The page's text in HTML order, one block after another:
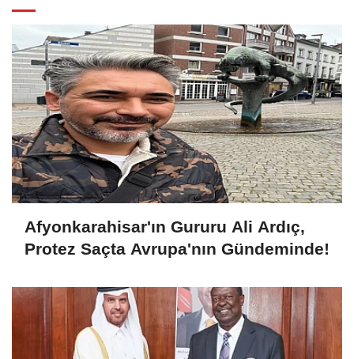
Afyonkarahisar'ın Gururu Ali Ardıç,
Protez Saçta Avrupa'nın Gündeminde!